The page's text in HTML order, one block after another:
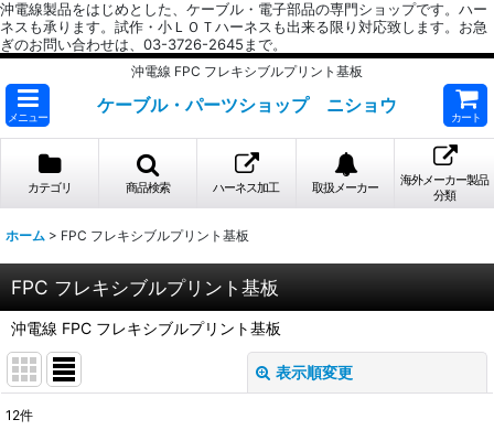
沖電線製品をはじめとした、ケーブル・電子部品の専門ショップです。ハー
ネスも承ります。試作・小ＬＯＴハーネスも出来る限り対応致します。お急
ぎのお問い合わせは、03-3726-2645まで。
沖電線 FPC フレキシブルプリント基板
メニュー
ケーブル・パーツショップ ニショウ
カート
カテゴリ 商品検索 ハーネス加工 取扱メーカー
海外メーカー製品
分類
ホーム > FPC フレキシブルプリント基板
FPC フレキシブルプリント基板
沖電線 FPC フレキシブルプリント基板
表示順変更
12件